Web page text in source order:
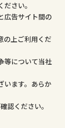
さい。
広告サイト間の
の上ご利用くだ
等について当社
います。あらか
認ください。